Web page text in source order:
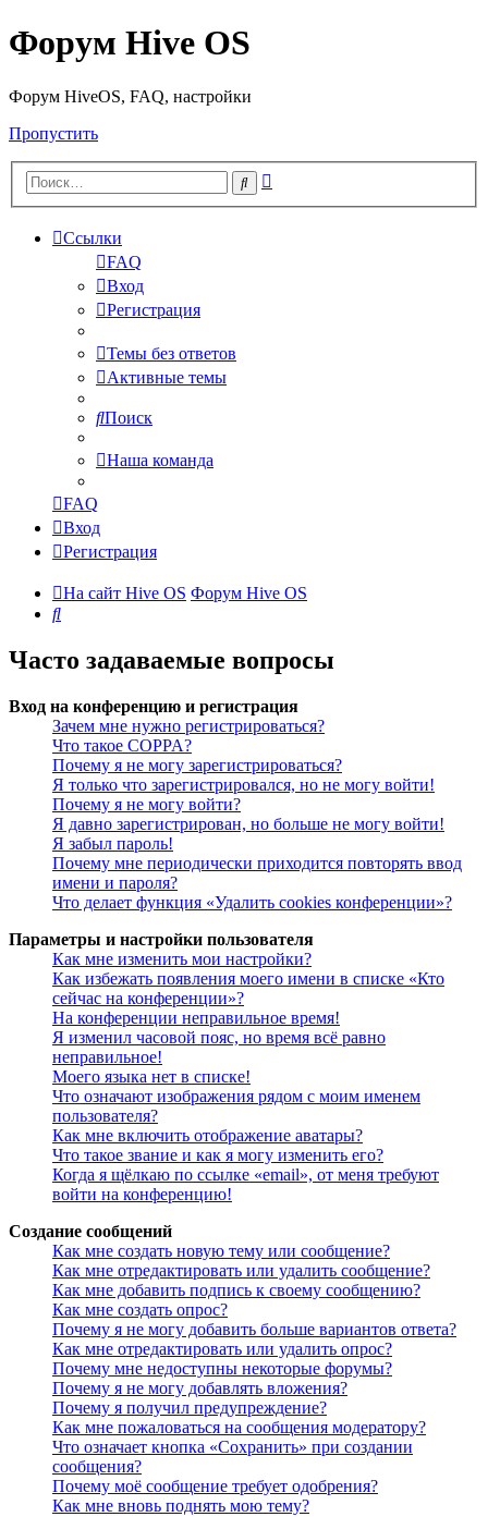
Форум Hive OS
Форум HiveOS, FAQ, настройки
Пропустить
Поиск
Ссылки
FAQ
Вход
Регистрация
Темы без ответов
Активные темы
Поиск
Наша команда
FAQ
Вход
Регистрация
На сайт Hive OS Форум Hive OS
Поиск
Часто задаваемые вопросы
Вход на конференцию и регистрация
Зачем мне нужно регистрироваться?
Что такое COPPA?
Почему я не могу зарегистрироваться?
Я только что зарегистрировался, но не могу войти!
Почему я не могу войти?
Я давно зарегистрирован, но больше не могу войти!
Я забыл пароль!
Почему мне периодически приходится повторять ввод
имени и пароля?
Что делает функция «Удалить cookies конференции»?
Параметры и настройки пользователя
Как мне изменить мои настройки?
Как избежать появления моего имени в списке «Кто
сейчас на конференции»?
На конференции неправильное время!
Я изменил часовой пояс, но время всё равно
неправильное!
Моего языка нет в списке!
Что означают изображения рядом с моим именем
пользователя?
Как мне включить отображение аватары?
Что такое звание и как я могу изменить его?
Когда я щёлкаю по ссылке «email», от меня требуют
войти на конференцию!
Создание сообщений
Как мне создать новую тему или сообщение?
Как мне отредактировать или удалить сообщение?
Как мне добавить подпись к своему сообщению?
Как мне создать опрос?
Почему я не могу добавить больше вариантов ответа?
Как мне отредактировать или удалить опрос?
Почему мне недоступны некоторые форумы?
Почему я не могу добавлять вложения?
Почему я получил предупреждение?
Как мне пожаловаться на сообщения модератору?
Что означает кнопка «Сохранить» при создании
сообщения?
Почему моё сообщение требует одобрения?
Как мне вновь поднять мою тему?